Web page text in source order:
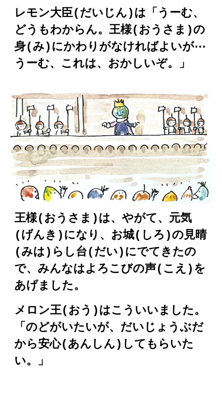
レモン大臣(だいじん)は「うーむ、
どうもわからん。王様(おうさま)の
身(み)にかわりがなければよいが⋯
うーむ、これは、おかしいぞ。」
王様(おうさま)は、やがて、元気
(げんき)になり、 お城(しろ)の見晴
(みは)らし台(だい)にでてきたの
で、みんなはよろこびの声(こえ)を
あげました。
メロン王(おう)はこういいました。
「のどがいたいが、だいじょうぶだ
から安心(あんしん)してもらいた
い。」